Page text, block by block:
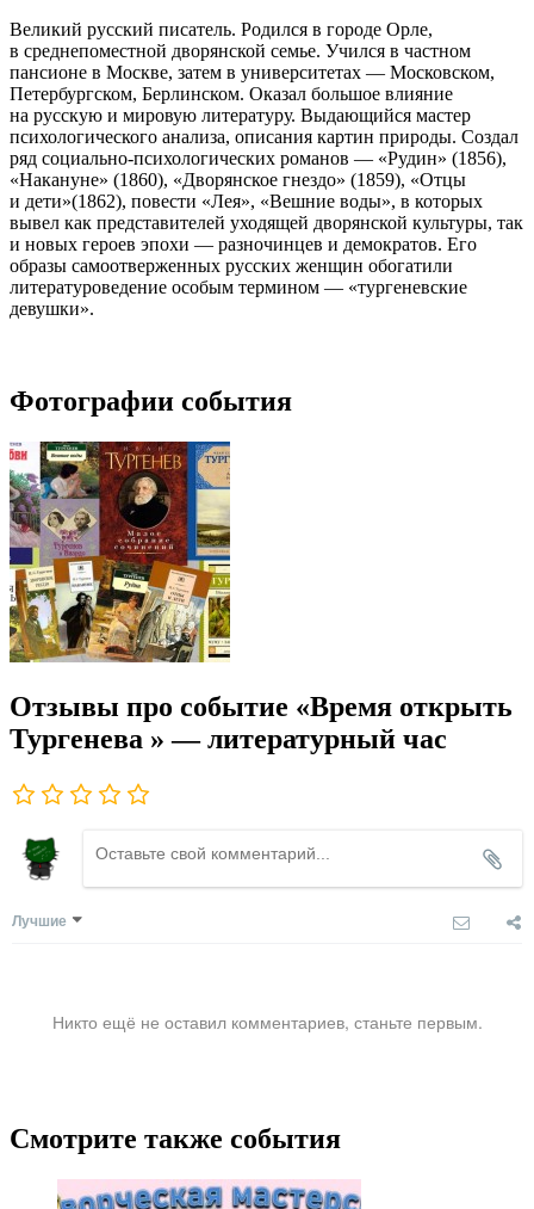
Великий русский писатель. Родился в городе Орле,
в среднепоместной дворянской семье. Учился в частном
пансионе в Москве, затем в университетах — Московском,
Петербургском, Берлинском. Оказал большое влияние
на русскую и мировую литературу. Выдающийся мастер
психологического анализа, описания картин природы. Создал
ряд социально-психологических романов — «Рудин» (1856),
«Накануне» (1860), «Дворянское гнездо» (1859), «Отцы
и дети»(1862), повести «Лея», «Вешние воды», в которых
вывел как представителей уходящей дворянской культуры, так
и новых героев эпохи — разночинцев и демократов. Его
образы самоотверженных русских женщин обогатили
литературоведение особым термином — «тургеневские
девушки».
Фотографии события
Отзывы про событие «Время открыть
Тургенева » — литературный час
Лучшие
Никто ещё не оставил комментариев, станьте первым.
Смотрите также события